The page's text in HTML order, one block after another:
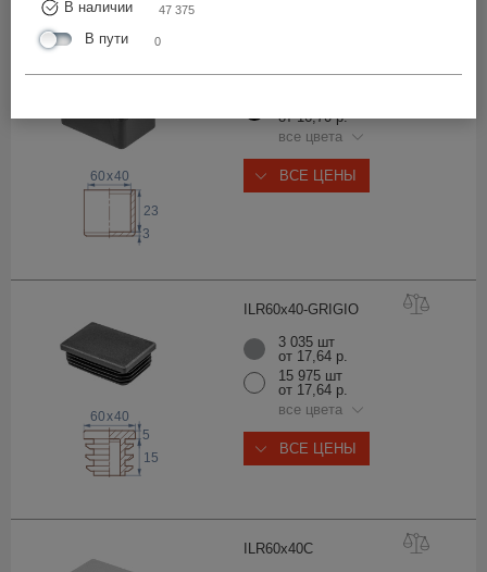
В наличии 47 375
В пути 0
40-60НЧК
23
3
40
x
60
от 16,70 р.
все цвета
ВСЕ ЦЕНЫ
ILR60x40-GRIG IO
5
15
40
x
60
3 035 шт
от 17,64 р.
15 975 шт
от 17,64 р.
все цвета
ВСЕ ЦЕНЫ
ILR60x40C